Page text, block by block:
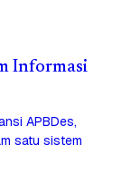
Informasi
APBDes,
satu sistem